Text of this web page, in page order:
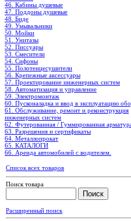
46. Кабины душевые
47. Поддоны душевые
48. Биде
49. Умывальники
50. Мойки
51. Унитазы
52. Писсуары
53. Смесители
54. Сифоны
55. Полотенцесушители
56. Крепежные аксессуары
57. Проектирование инженерных систем
58. Автоматизация и управление
59. Электромонтаж
60. Пусконаладка и ввод в эксплуатацию
61. Обслуживание, ремонт и реконструкция
инженерных систем
62. Футерованная / Гуммированная
63. Разрешения и сертификаты
64. Металлопрокат
65. КАТАЛОГИ
66. Аренда автомобилей с водителем.
Список всех товаров
Поиск товара
Расширенный поиск